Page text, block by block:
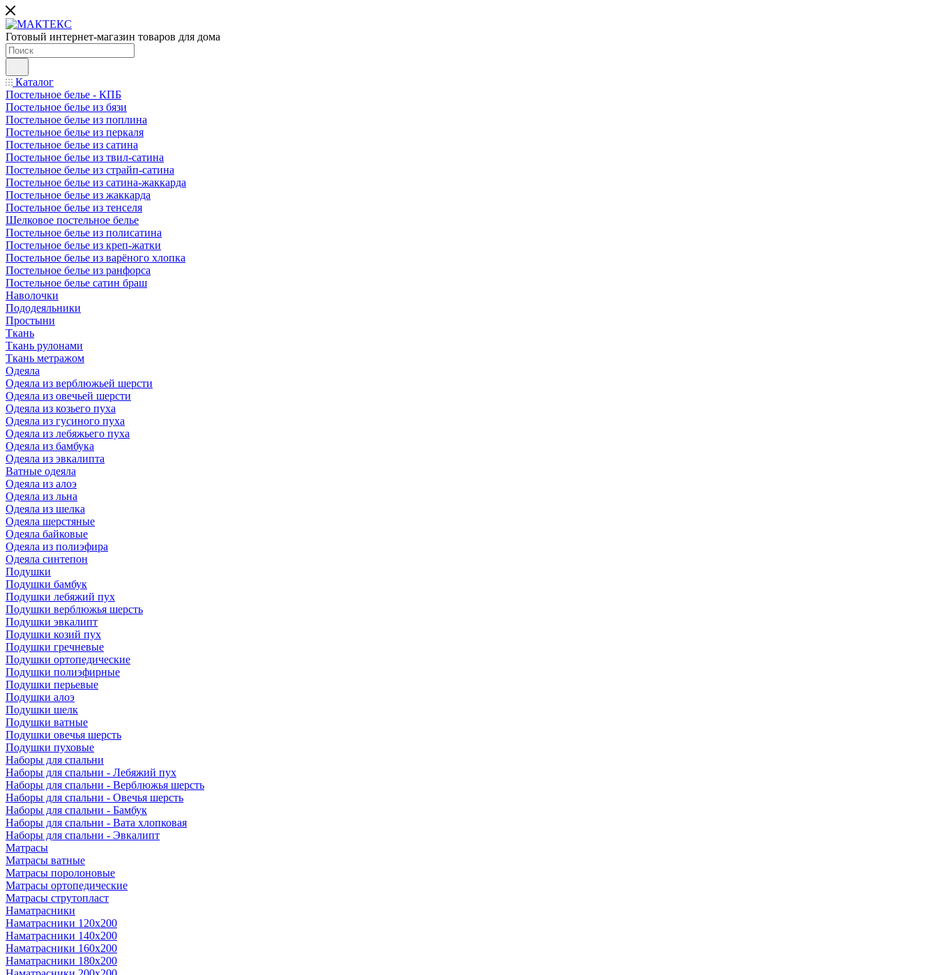
Готовый интернет-магазин товаров для дома
Каталог
Постельное белье - КПБ
Постельное белье из бязи
Постельное белье из поплина
Постельное белье из перкаля
Постельное белье из сатина
Постельное белье из твил-сатина
Постельное белье из страйп-сатина
Постельное белье из сатина-жаккарда
Постельное белье из жаккарда
Постельное белье из тенселя
Шелковое постельное белье
Постельное белье из полисатина
Постельное белье из креп-жатки
Постельное белье из варёного хлопка
Постельное белье из ранфорса
Постельное белье сатин браш
Наволочки
Пододеяльники
Простыни
Ткань
Ткань рулонами
Ткань метражом
Одеяла
Одеяла из верблюжьей шерсти
Одеяла из овечьей шерсти
Одеяла из козьего пуха
Одеяла из гусиного пуха
Одеяла из лебяжьего пуха
Одеяла из бамбука
Одеяла из эвкалипта
Ватные одеяла
Одеяла из алоэ
Одеяла из льна
Одеяла из шелка
Одеяла шерстяные
Одеяла байковые
Одеяла из полиэфира
Одеяла синтепон
Подушки
Подушки бамбук
Подушки лебяжий пух
Подушки верблюжья шерсть
Подушки эвкалипт
Подушки козий пух
Подушки гречневые
Подушки ортопедические
Подушки полиэфирные
Подушки перьевые
Подушки алоэ
Подушки шелк
Подушки ватные
Подушки овечья шерсть
Подушки пуховые
Наборы для спальни
Наборы для спальни - Лебяжий пух
Наборы для спальни - Верблюжья шерсть
Наборы для спальни - Овечья шерсть
Наборы для спальни - Бамбук
Наборы для спальни - Вата хлопковая
Наборы для спальни - Эвкалипт
Матрасы
Матрасы ватные
Матрасы поролоновые
Матрасы ортопедические
Матрасы струтопласт
Наматрасники
Наматрасники 120х200
Наматрасники 140х200
Наматрасники 160х200
Наматрасники 180х200